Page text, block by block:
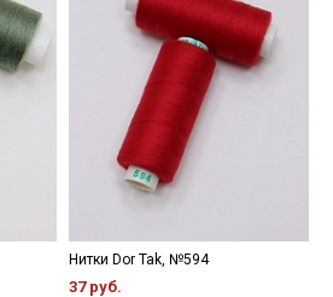
Нитки Dor Tak, №594
37 руб.